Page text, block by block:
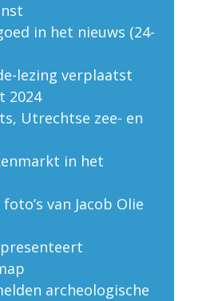
in het nieuws (24-
lezing verplaatst
2024
Utrechtse zee- en
in het
van Jacob Olie
archeologische